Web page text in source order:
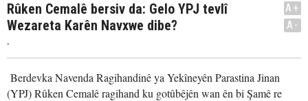
Rûken Cemalê bersiv da: Gelo YPJ tevlî
Wezareta Karên Navxwe dibe?
.
A+
A-
Berdevka Navenda Ragihandinê ya Yekîneyên Parastina Jinan
(YPJ) Rûken Cemalê ragihand ku gotûbêjên wan ên bi Şamê re